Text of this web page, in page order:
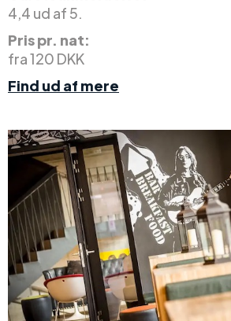
4,4 ud af 5.
Pris pr. nat:
fra 120 DKK
Find ud af mere